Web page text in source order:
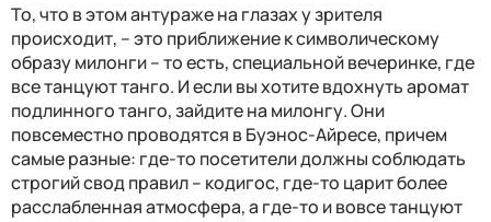
То, что в этом антураже на глазах у зрителя
происходит, – это приближение к символическому
образу милонги – то есть, специальной вечеринке, где
все танцуют танго. И если вы хотите вдохнуть аромат
подлинного танго, зайдите на милонгу. Они
повсеместно проводятся в Буэнос-Айресе, причем
самые разные: где-то посетители должны соблюдать
строгий свод правил – кодигос, где-то царит более
расслабленная атмосфера, а где-то и вовсе танцуют